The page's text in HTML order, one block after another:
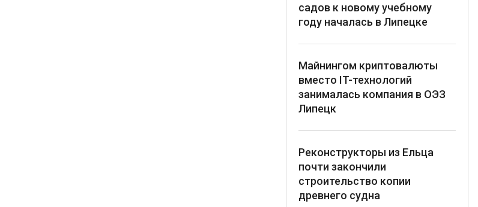
садов к новому учебному
году началась в Липецке
Майнингом криптовалюты
вместо IT-технологий
занималась компания в ОЭЗ
Липецк
Реконструкторы из Ельца
почти закончили
строительство копии
древнего судна